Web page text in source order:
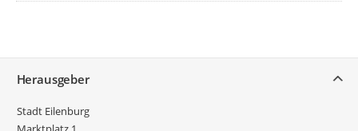
Herausgeber
Stadt Eilenburg